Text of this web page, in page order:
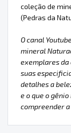
coleção de
(Pedras da
O canal Youtube
mineral
exemplares da
suas
detalhes a
e o que o
compreender